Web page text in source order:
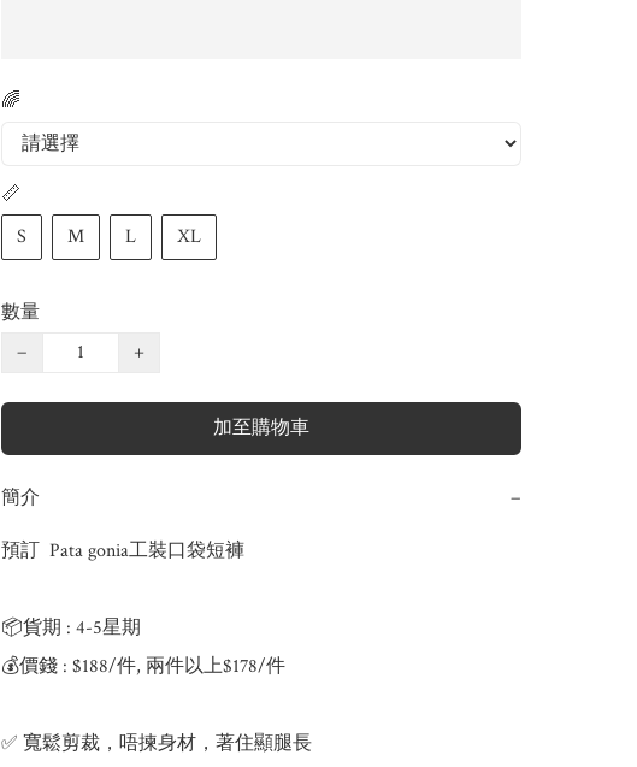
🌈
📏
S
M L XL
數量
−
+
加至購物車
簡介 −
預訂  Pata gonia工裝口袋短褲
📦貨期 : 4-5星期
💰價錢 : $188/件, 兩件以上$178/件
✅ 寬鬆剪裁，唔揀身材，著住顯腿長